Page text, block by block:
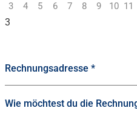
3 4 5 6 7 8 9 10 11
3
Rechnungsadresse *
Wie möchtest du die